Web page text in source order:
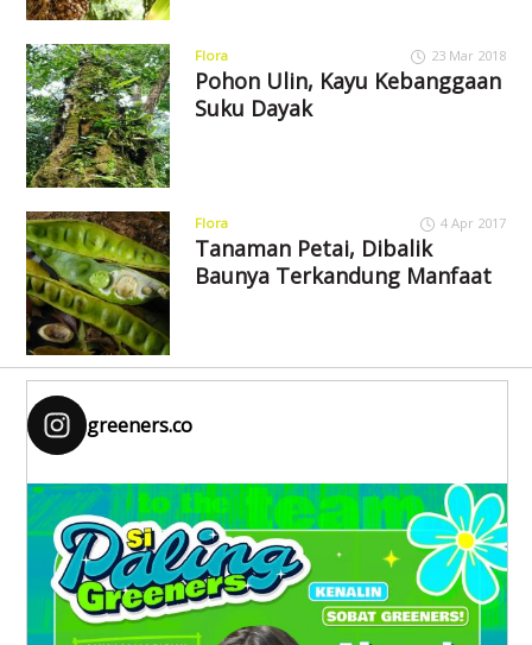
Flora 23 Mar 2018
Pohon Ulin, Kayu Kebanggaan
Suku Dayak
Flora 4 Apr 2017
Tanaman Petai, Dibalik
Baunya Terkandung Manfaat
greeners.co